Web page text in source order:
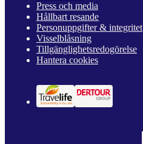
Press och media
Hållbart resande
Personuppgifter & integritet
Visselblåsning
Tillgänglighetsredogörelse
Hantera cookies